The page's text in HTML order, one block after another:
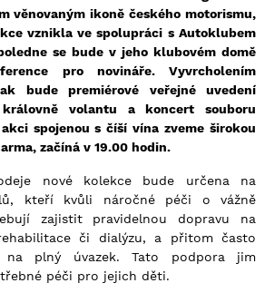
věnovaným ikoně českého motorismu,
vznikla ve spolupráci s Autoklubem
se bude v jeho klubovém domě
pro novináře. Vyvrcholením
bude premiérové veřejné uvedení
královně volantu a koncert souboru
spojenou s číší vína zveme širokou
začíná v 19.00 hodin.
nové kolekce bude určena na
kteří kvůli náročné péči o vážně
zajistit pravidelnou dopravu na
či dialýzu, a přitom často
na plný úvazek. Tato podpora jim
péči pro jejich děti.